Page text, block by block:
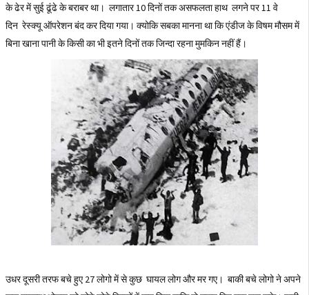
के ढेर में सुई ढूंढे के बराबर था। लगातार 10 दिनों तक असफलता हाथ लगने पर 11 वे
दिन रेस्क्यू ऑपरेशन बंद कर दिया गया। क्योकि सबका मानना था कि एंडीज के विषम मौसम में
बिना खाना पानी के किसी का भी इतने दिनों तक जिन्दा रहना मुमकिन नहीं हैं।
उधर दूसरी तरफ बचे हुए 27 लोगो में से कुछ घायल लोग और मर गए। बाकी बचे लोगो ने अपने